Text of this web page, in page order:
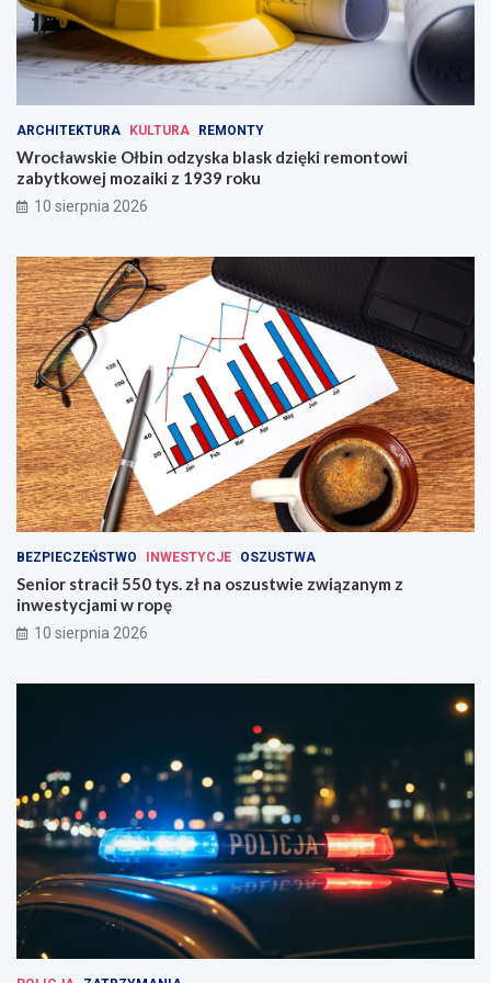
s
k
a
!
ARCHITEKTURA KULTURA REMONTY
Wrocławskie Ołbin odzyska blask dzięki remontowi
zabytkowej mozaiki z 1939 roku
10 sierpnia 2026
BEZPIECZEŃSTWO INWESTYCJE OSZUSTWA
Senior stracił 550 tys. zł na oszustwie związanym z
inwestycjami w ropę
10 sierpnia 2026